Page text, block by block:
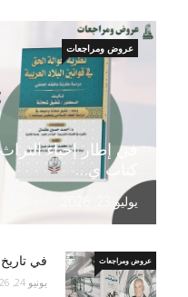
في إطار إحياء
كتاب ي…
يوليو 23, 2026
عروض ومراجعات
في عروض ومراجعات
يونيو 24, 2026